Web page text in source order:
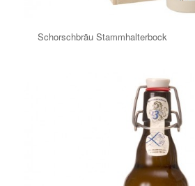
Schorschbräu Stammhalterbock